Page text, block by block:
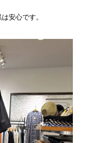
安心です。